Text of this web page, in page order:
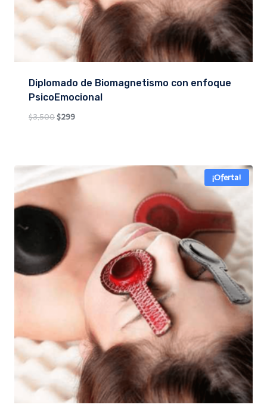
Diplomado de Biomagnetismo con enfoque
PsicoEmocional
$3,500Original
$299Current
¡Oferta!